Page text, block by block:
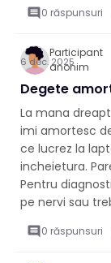
comment 0 răspunsuri
Participant
anonim
6 dec. 2025
Degete
La mana
imi amortesc
ce lucrez la
incheietura.
Pentru
pe nervi sau
comment 0 răspunsuri